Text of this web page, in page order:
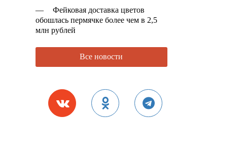
—
Фейковая доставка цветов
обошлась пермячке более чем в 2,5
млн рублей
Все новости